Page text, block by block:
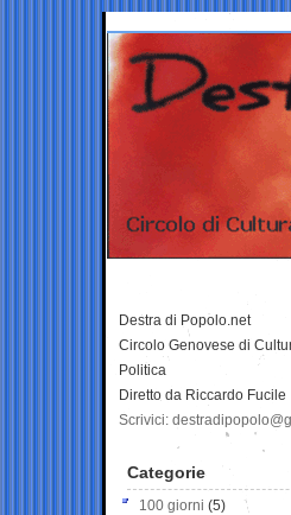
Destra di Popolo.net
Circolo Genovese di
Politica
Diretto da Riccardo Fucile
Scrivici:
Categorie
100 giorni (5)